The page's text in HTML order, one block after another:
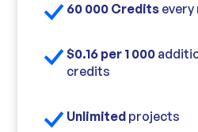
60 000 Credits every
$0.16 per 1 000
credits
Unlimited projects